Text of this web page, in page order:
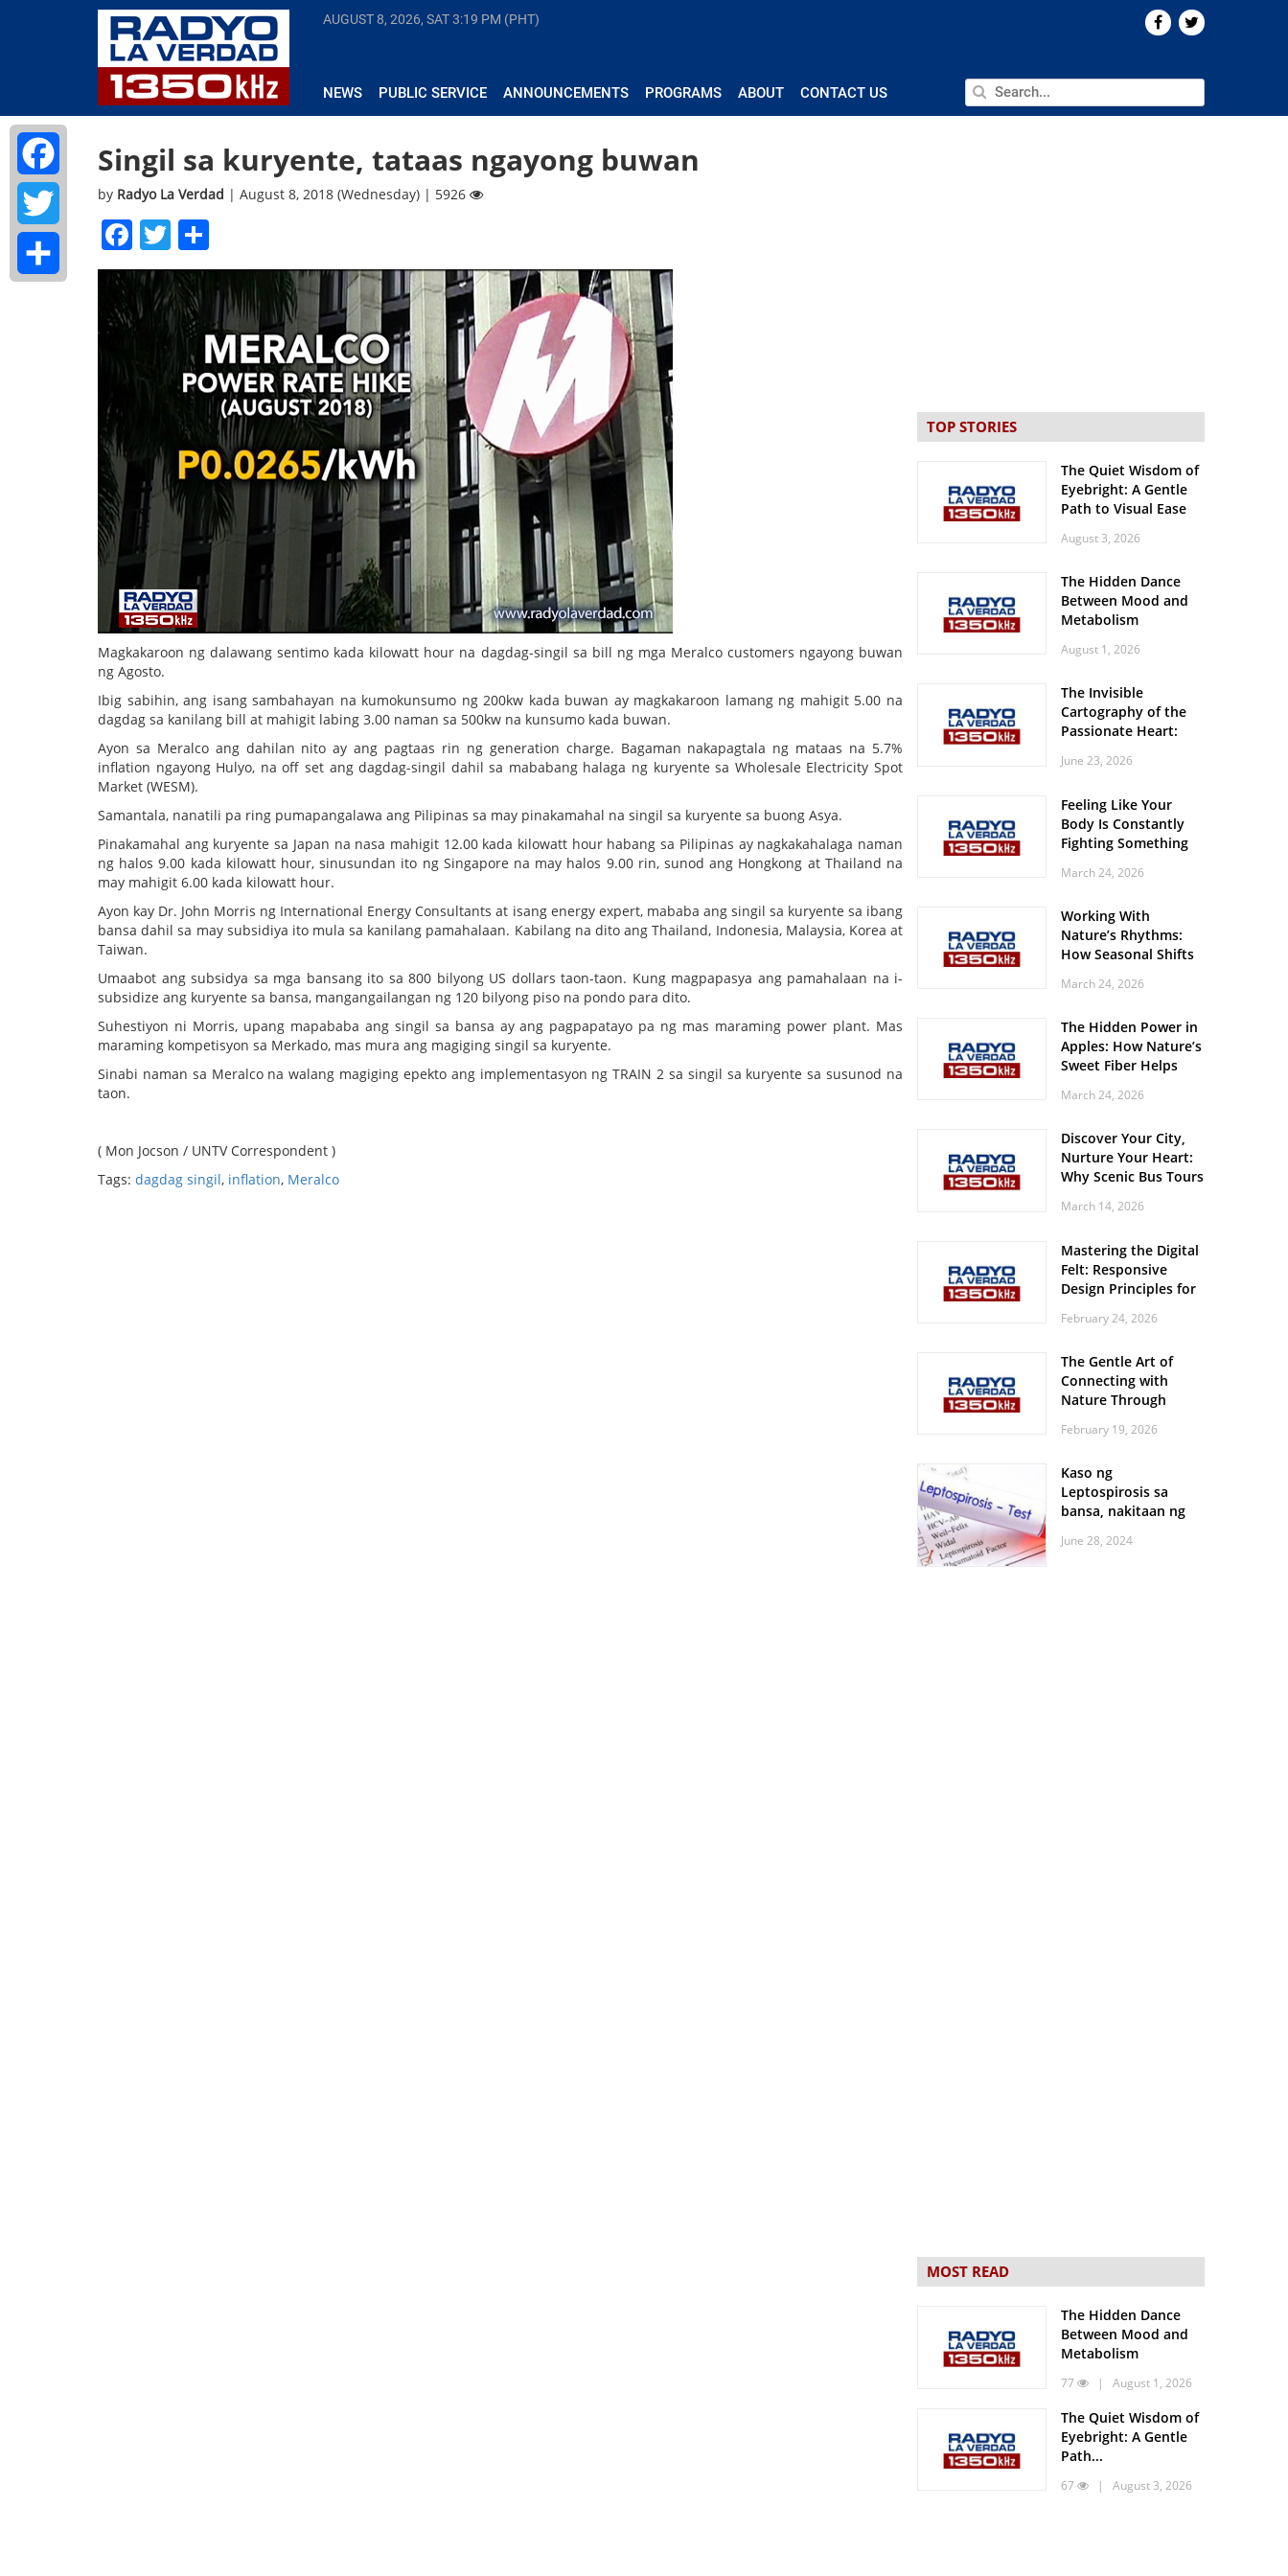
AUGUST 8, 2026, SAT3:19 PM (PHT)
NEWS PUBLIC SERVICE ANNOUNCEMENTS PROGRAMS ABOUT CONTACT US
Singil sa kuryente, tataas ngayong buwan
by Radyo La Verdad | August 8, 2018 (Wednesday) | 5926
Facebook
Twitter
Magkakaroon ng dalawang sentimo kada kilowatt hour na dagdag-singil sa bill ng mga Meralco customers ngayong buwan
ng Agosto.
Ibig sabihin, ang isang sambahayan na kumokunsumo ng 200kw kada buwan ay magkakaroon lamang ng mahigit 5.00 na
dagdag sa kanilang bill at mahigit labing 3.00 naman sa 500kw na kunsumo kada buwan.
Ayon sa Meralco ang dahilan nito ay ang pagtaas rin ng generation charge. Bagaman nakapagtala ng mataas na 5.7%
inflation ngayong Hulyo, na off set ang dagdag-singil dahil sa mababang halaga ng kuryente sa Wholesale Electricity Spot
Market (WESM).
Samantala, nanatili pa ring pumapangalawa ang Pilipinas sa may pinakamahal na singil sa kuryente sa buong Asya.
Pinakamahal ang kuryente sa Japan na nasa mahigit 12.00 kada kilowatt hour habang sa Pilipinas ay nagkakahalaga naman
ng halos 9.00 kada kilowatt hour, sinusundan ito ng Singapore na may halos 9.00 rin, sunod ang Hongkong at Thailand na
may mahigit 6.00 kada kilowatt hour.
Ayon kay Dr. John Morris ng International Energy Consultants at isang energy expert, mababa ang singil sa kuryente sa ibang
bansa dahil sa may subsidiya ito mula sa kanilang pamahalaan. Kabilang na dito ang Thailand, Indonesia, Malaysia, Korea at
Taiwan.
Umaabot ang subsidya sa mga bansang ito sa 800 bilyong US dollars taon-taon. Kung magpapasya ang pamahalaan na i-
subsidize ang kuryente sa bansa, mangangailangan ng 120 bilyong piso na pondo para dito.
Suhestiyon ni Morris, upang mapababa ang singil sa bansa ay ang pagpapatayo pa ng mas maraming power plant. Mas
maraming kompetisyon sa Merkado, mas mura ang magiging singil sa kuryente.
Sinabi naman sa Meralco na walang magiging epekto ang implementasyon ng TRAIN 2 sa singil sa kuryente sa susunod na
taon.
( Mon Jocson / UNTV Correspondent )
Tags: dagdag singil, inflation, Meralco
TOP STORIES
The Quiet Wisdom of
Eyebright: A Gentle
Path to Visual Ease
August 3, 2026
The Hidden Dance
Between Mood and
Metabolism
August 1, 2026
The Invisible
Cartography of the
Passionate Heart:
Spatial Solitude in
Roaring Stadiums
June 23, 2026
Feeling Like Your
Body Is Constantly
Fighting Something
Body Might Be
March 24, 2026
Working With
Nature’s Rhythms:
How Seasonal Shifts
and Vitality
March 24, 2026
The Hidden Power in
Apples: How Nature’s
Sweet Fiber Helps
Steady and Smooth
March 24, 2026
Discover Your City,
Nurture Your Heart:
Why Scenic Bus Tours
Practice
March 14, 2026
Mastering the Digital
Felt: Responsive
Design Principles for
February 24, 2026
The Gentle Art of
Connecting with
Nature Through
Walks
February 19, 2026
Kaso ng
Leptospirosis sa
bansa, nakitaan ng
June 28, 2024
MOST READ
The Hidden Dance
Between Mood and
Metabolism
77 | August 1, 2026
The Quiet Wisdom of
Eyebright: A Gentle
Path...
67 | August 3, 2026
Facebook
Twitter